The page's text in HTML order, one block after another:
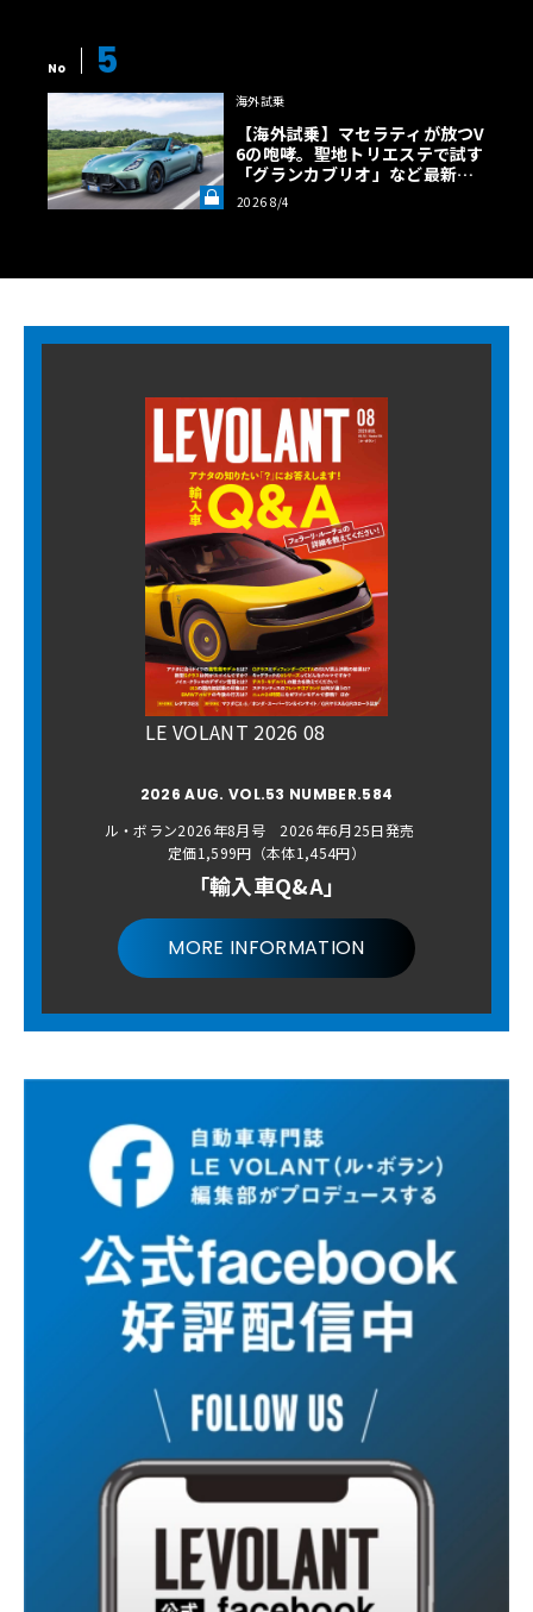
No 5
海外試乗
【海外試乗】マセラティが放つV
6の咆哮。聖地トリエステで試す
「グランカブリオ」など最新ト
ロフェオ3台の官能評価《LE VO
LANT LAB》
2026 8/4
LE VOLANT 2026 08
2026 AUG. VOL.53 NUMBER.584
ル・ボラン2026年8月号 2026年6月25日発売
定価1,599円（本体1,454円）
「輸入車Q&A」
MORE INFORMATION